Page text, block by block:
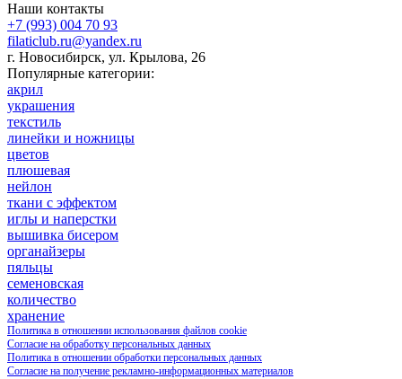
Наши контакты
+7 (993) 004 70 93
filaticlub.ru@yandex.ru
г. Новосибирск, ул. Крылова, 26
Популярные категории:
акрил
украшения
текстиль
линейки и ножницы
цветов
плюшевая
нейлон
ткани с эффектом
иглы и наперстки
вышивка бисером
органайзеры
пяльцы
семеновская
количество
хранение
Политика в отношении использования файлов cookie
Согласие на обработку персональных данных
Политика в отношении обработки персональных данных
Согласие на получение рекламно-информационных материалов